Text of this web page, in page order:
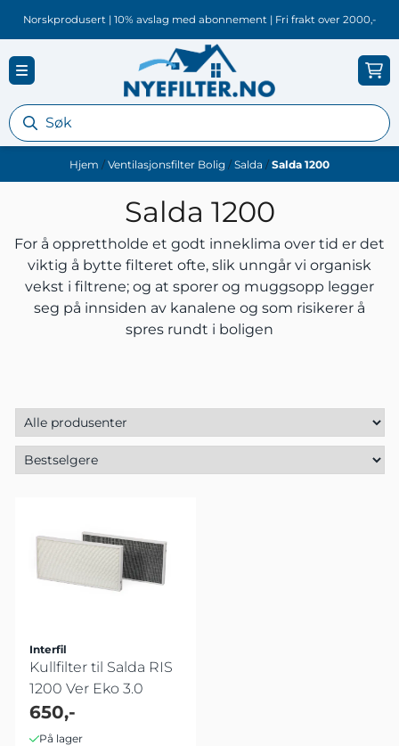
Hopp til innhold
Norskprodusert | 10% avslag med abonnement | Fri frakt over 2000,-
Hjem / Ventilasjonsfilter Bolig / Salda / Salda 1200
Salda 1200
For å opprettholde et godt inneklima over tid er det
viktig å bytte filteret ofte, slik unngår vi organisk
vekst i filtrene; og at sporer og muggsopp legger
seg på innsiden av kanalene og som risikerer å
spres rundt i boligen
Interfil
Kullfilter til Salda RIS
1200 Ver Eko 3.0
650,-
På lager